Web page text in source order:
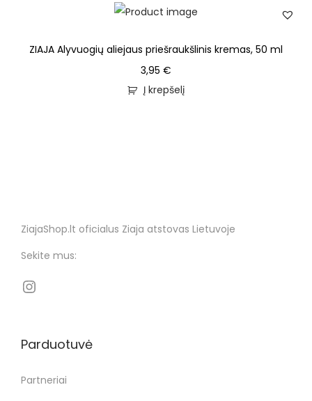
ZIAJA Alyvuogių aliejaus priešraukšlinis kremas, 50 ml
3,95 €
Į krepšelį
ZiajaShop.lt oficialus Ziaja atstovas Lietuvoje
Sekite mus:
Parduotuvė
Partneriai